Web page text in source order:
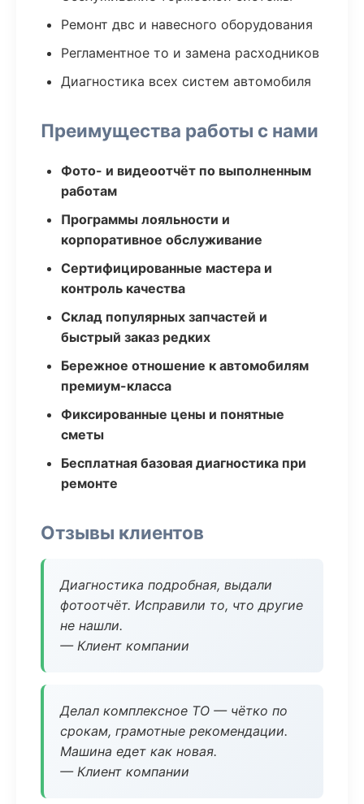
Ремонт двс и навесного оборудования
Регламентное то и замена расходников
Диагностика всех систем автомобиля
Преимущества работы с нами
Фото- и видеоотчёт по выполненным
работам
Программы лояльности и
корпоративное обслуживание
Сертифицированные мастера и
контроль качества
Склад популярных запчастей и
быстрый заказ редких
Бережное отношение к автомобилям
премиум-класса
Фиксированные цены и понятные
сметы
Бесплатная базовая диагностика при
ремонте
Отзывы клиентов
Диагностика подробная, выдали
фотоотчёт. Исправили то, что другие
не нашли.
— Клиент компании
Делал комплексное ТО — чётко по
срокам, грамотные рекомендации.
Машина едет как новая.
— Клиент компании